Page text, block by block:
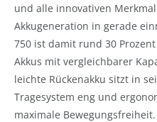
und alle innovativen
Akkugeneration in gerade
750 ist damit rund 30
Akkus mit vergleichbarer
leichte Rückenakku sitzt in
Tragesystem eng und
maximale